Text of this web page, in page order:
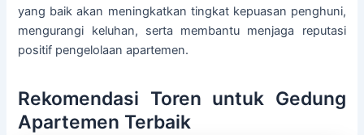
yang baik akan meningkatkan tingkat kepuasan penghuni,
mengurangi keluhan, serta membantu menjaga reputasi
positif pengelolaan apartemen.
Rekomendasi Toren untuk Gedung
Apartemen Terbaik